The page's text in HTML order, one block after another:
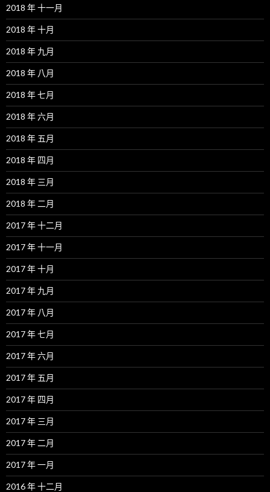
2018 年 十一月
2018 年 十月
2018 年 九月
2018 年 八月
2018 年 七月
2018 年 六月
2018 年 五月
2018 年 四月
2018 年 三月
2018 年 二月
2017 年 十二月
2017 年 十一月
2017 年 十月
2017 年 九月
2017 年 八月
2017 年 七月
2017 年 六月
2017 年 五月
2017 年 四月
2017 年 三月
2017 年 二月
2017 年 一月
2016 年 十二月